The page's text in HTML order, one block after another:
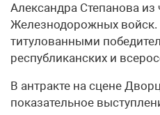
Александра Степанова из
Железнодорожных войск.
титулованными
республиканских и
В антракте на сцене
показательное